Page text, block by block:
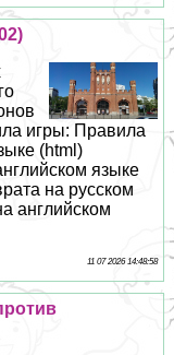
игры: Правила
(html)
языке
на русском
английском
11 07 2026 14:48:58